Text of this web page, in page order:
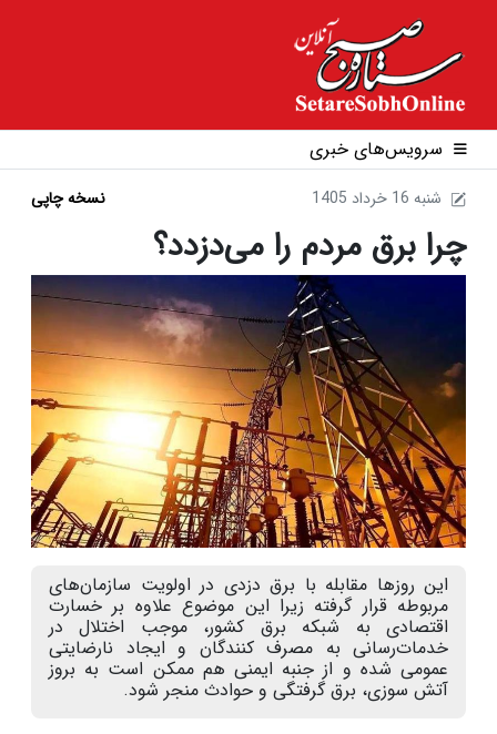
سرویس‌های خبری
1405 شنبه 16 خرداد نسخه چاپی
چرا برق مردم را می‌دزدد؟
این روزها مقابله با برق دزدی در اولویت سازمان‌های
مربوطه قرار گرفته زیرا این موضوع علاوه بر خسارت
اقتصادی به شبکه برق کشور، موجب اختلال در
خدمات‌رسانی به مصرف کنندگان و ایجاد نارضایتی
عمومی شده و از جنبه ایمنی هم ممکن است به بروز
آتش سوزی، برق گرفتگی و حوادث منجر شود.